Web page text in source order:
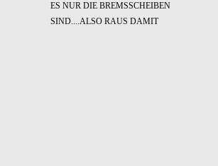
ES NUR DIE BREMSSCHEIBEN
SIND....ALSO RAUS DAMIT